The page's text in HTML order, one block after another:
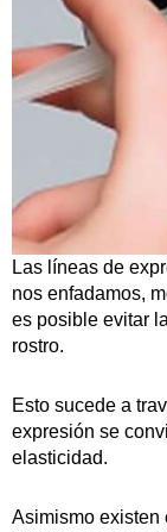
Las líneas de
nos enfadamos,
es posible evitar
rostro.
Esto sucede a
expresión se
elasticidad.
Asimismo existen